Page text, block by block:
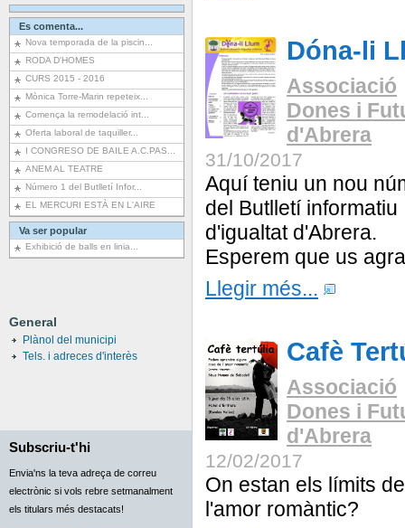
Es comenta...
Nova temporada de la piscin...
RODA D'HOMES
CURS 2015 - 2016
Mònica Torre-Marin repeteix...
Comença la remodelació int...
Oferta laboral de taquiller...
I CONGRESO DE BAILE A.C.PAS...
ANEM AL TEATRE
Número 1 del Butlletí Infor...
EL MERCURI ESTÀ EN L'AIRE
Va ser popular
Exhibició de balls en linia...
General
Plànol del municipi
Tels. i adreces d'interès
Subscriu-t'hi
Envia'ns la teva adreça de correu
electrònic si vols rebre setmanalment
els titulars més destacats!
Dóna-li
Associació
Dones i
d'Abrera
31/10/2017
Aquí teniu un nou
del Butlletí informatiu
d'igualtat d'Abrera.
Esperem que us
Llegir més...
Cafè
Associació
Dones i
d'Abrera
12/02/2017
On estan els límits de
l'amor romàntic?